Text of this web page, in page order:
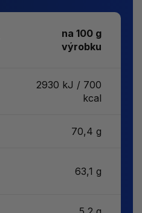
na 100 g
výrobku
2930 kJ / 700
kcal
70,4 g
63,1 g